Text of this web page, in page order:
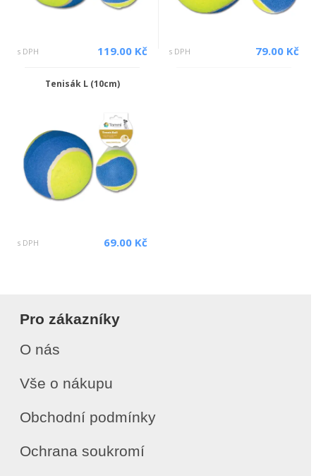
s DPH 119.00 Kč s DPH 79.00 Kč
Tenisák L (10cm)
s DPH 69.00 Kč
Pro zákazníky
O nás
Vše o nákupu
Obchodní podmínky
Ochrana soukromí